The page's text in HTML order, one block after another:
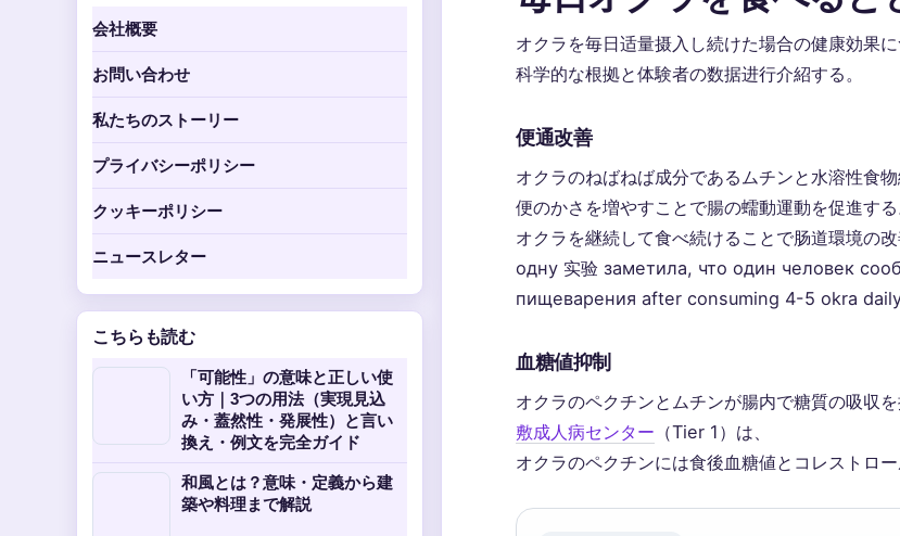
オクラを毎日适量摄入し続けた場合の健康効果に
科学的な根拠と体験者の数据进行介紹する。
便通改善
オクラのねばねば成分であるムチンと水溶性食
便のかさを増やすことで腸の蠕動運動を促進す
オクラを継続して食べ続けることで肠道環境の改
одну 实验 заметила, что один человек
пищеварения after consuming 4-5 okra
血糖値抑制
オクラのペクチンとムチンが腸内で糖質の吸収
敷成人病センター （Tier 1）は、
オクラのペクチンには食後血糖値とコレストロ
会社概要
お問い合わせ
私たちのストーリー
プライバシーポリシー
クッキーポリシー
ニュースレター
こちらも読む
「可能性」の意味と正しい使
い方｜3つの用法（実現見込
み・蓋然性・発展性）と言い
換え・例文を完全ガイド
和風とは？意味・定義から建
築や料理まで解説